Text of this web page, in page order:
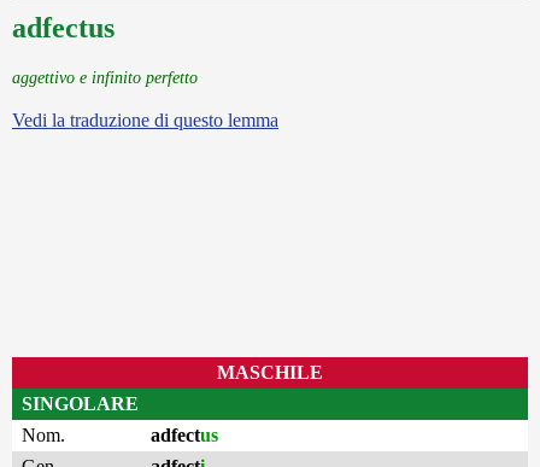
adfectus
aggettivo e infinito perfetto
Vedi la traduzione di questo lemma
MASCHILE
SINGOLARE
Nom.
adfectus